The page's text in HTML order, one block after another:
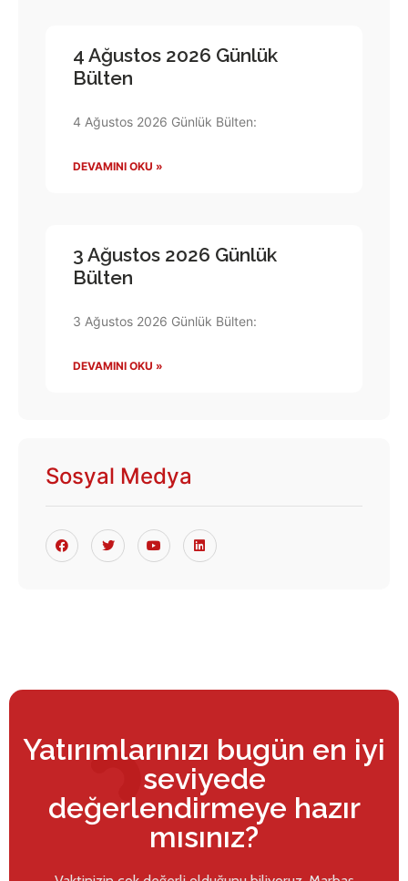
4 Ağustos 2026 Günlük
Bülten
4 Ağustos 2026 Günlük Bülten:
DEVAMINI OKU »
3 Ağustos 2026 Günlük
Bülten
3 Ağustos 2026 Günlük Bülten:
DEVAMINI OKU »
Sosyal Medya
Yatırımlarınızı bugün en iyi
seviyede
değerlendirmeye hazır
mısınız?